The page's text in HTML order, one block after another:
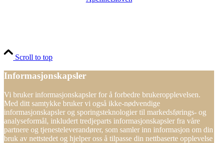
Scroll to top
Informasjonskapsler
Vi bruker informasjonskapsler for å forbedre brukeropplevelsen.
Med ditt samtykke bruker vi også ikke-nødvendige
informasjonskapsler og sporingsteknologier til markedsførings- og
analyseformål, inkludert tredjeparts informasjonskapsler fra våre
partnere og tjenesteleverandører, som samler inn informasjon om din
bruk av nettstedet og hjelper oss å tilpasse din nettbaserte opplevelse